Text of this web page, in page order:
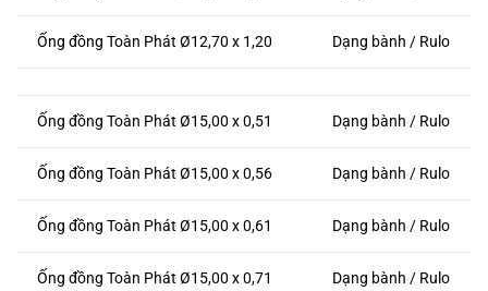
Ống đồng Toàn Phát Ø12,70 x 1,20 Dạng bành / Rulo
Ống đồng Toàn Phát Ø15,00 x 0,51 Dạng bành / Rulo
Ống đồng Toàn Phát Ø15,00 x 0,56 Dạng bành / Rulo
Ống đồng Toàn Phát Ø15,00 x 0,61 Dạng bành / Rulo
Ống đồng Toàn Phát Ø15,00 x 0,71 Dạng bành / Rulo